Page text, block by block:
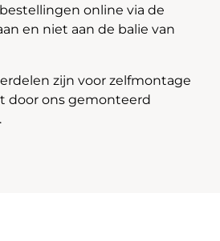
online via de
en niet aan de balie van
zijn voor zelfmontage
door ons gemonteerd